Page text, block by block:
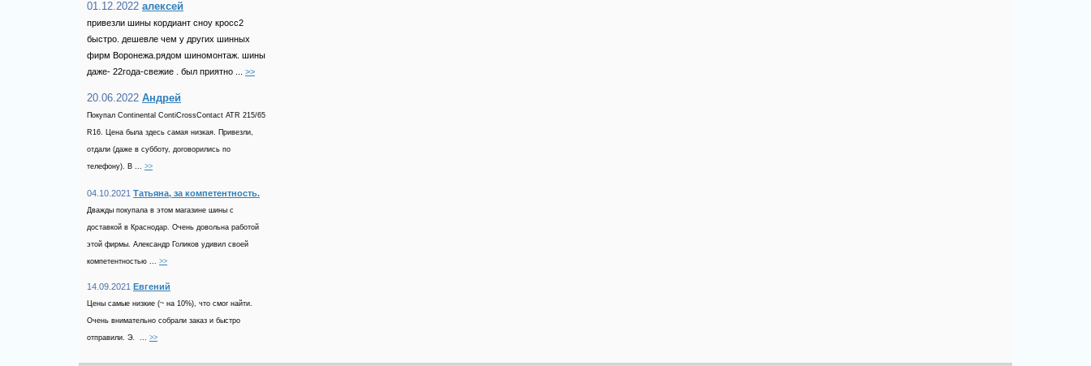
01.12.2022 алексей
привезли шины кордиант сноу кросс2
быстро. дешевле чем у других шинных
фирм Воронежа.рядом шиномонтаж. шины
даже- 22года-свежие . был приятно ... >>
20.06.2022 Андрей
Покупал Continental ContiCrossContact ATR 215/65
R16. Цена была здесь самая низкая. Привезли,
отдали (даже в субботу, договорились по
телефону). В ... >>
04.10.2021 Татьяна, за компетентность.
Дважды покупала в этом магазине шины с
доставкой в Краснодар. Очень довольна работой
этой фирмы. Александр Голиков удивил своей
компетентностью ... >>
14.09.2021 Евгений
Цены самые низкие (~ на 10%), что смог найти.
Очень внимательно собрали заказ и быстро
отправили. Э. ... >>